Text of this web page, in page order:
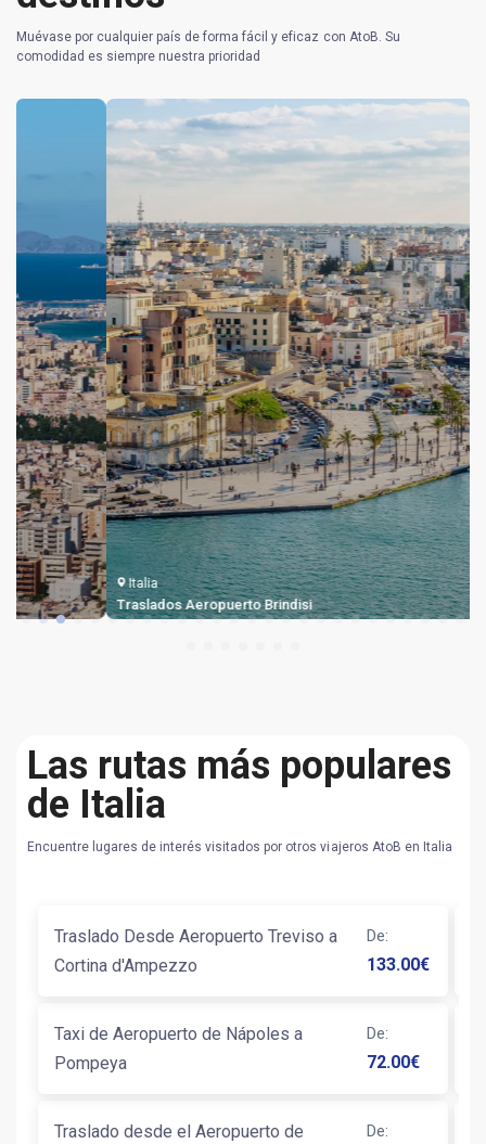
Muévase por cualquier país de forma fácil y eficaz con AtoB. Su
comodidad es siempre nuestra prioridad
Italia
Traslados Aeropuerto Brindisi
Las rutas más populares
de Italia
Encuentre lugares de interés visitados por otros viajeros AtoB en Italia
Traslado Desde Aeropuerto Treviso a
Cortina d'Ampezzo
De:
133.00€
Taxi de Aeropuerto de Nápoles a
Pompeya
De:
72.00€
Traslado desde el Aeropuerto de
De: